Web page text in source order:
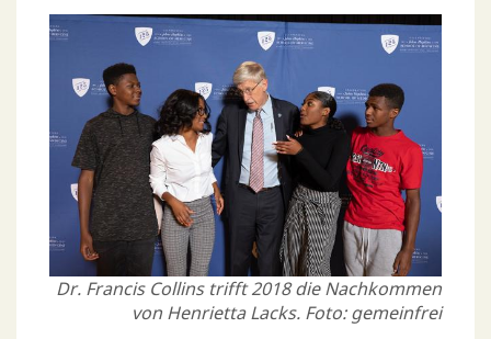
Dr. Francis Collins trifft 2018 die Nachkommen
von Henrietta Lacks. Foto: gemeinfrei